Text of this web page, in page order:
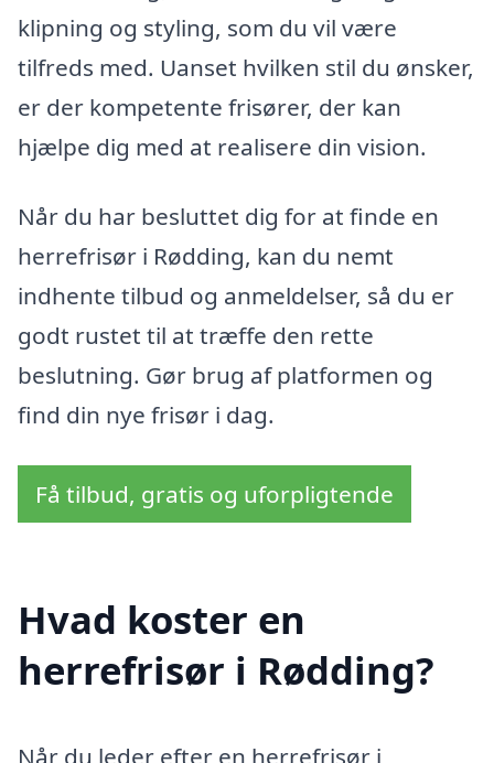
klipning og styling, som du vil være
tilfreds med. Uanset hvilken stil du ønsker,
er der kompetente frisører, der kan
hjælpe dig med at realisere din vision.
Når du har besluttet dig for at finde en
herrefrisør i Rødding, kan du nemt
indhente tilbud og anmeldelser, så du er
godt rustet til at træffe den rette
beslutning. Gør brug af platformen og
find din nye frisør i dag.
Få tilbud, gratis og uforpligtende
Hvad koster en
herrefrisør i Rødding?
Når du leder efter en herrefrisør i